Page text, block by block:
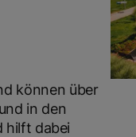
können über
in den
hilft dabei